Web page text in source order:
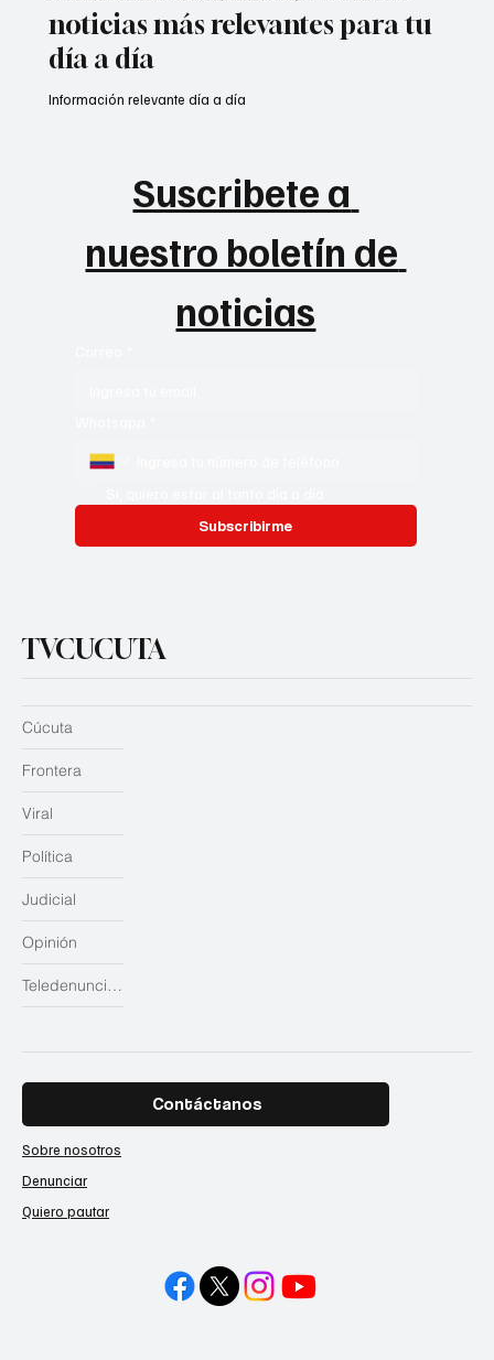
noticias más relevantes para tu
día a día
Suscribete a
nuestro boletín de
noticias
Subscribirme
Información relevante día a día
TVCUCUTA
Judicial
Opinión
Teledenuncias
Cúcuta
Frontera
Viral
Política
Contáctanos
Sobre nosotros
Denunciar
Quiero pautar